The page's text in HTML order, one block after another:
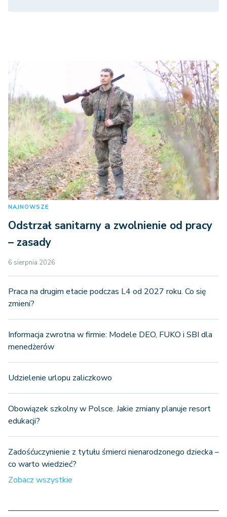
NAJNOWSZE
Odstrzał sanitarny a zwolnienie od pracy
– zasady
6 sierpnia 2026
Praca na drugim etacie podczas L4 od 2027 roku. Co się
zmieni?
Informacja zwrotna w firmie: Modele DEO, FUKO i SBI dla
menedżerów
Udzielenie urlopu zaliczkowo
Obowiązek szkolny w Polsce. Jakie zmiany planuje resort
edukacji?
Zadośćuczynienie z tytułu śmierci nienarodzonego dziecka –
co warto wiedzieć?
Zobacz wszystkie